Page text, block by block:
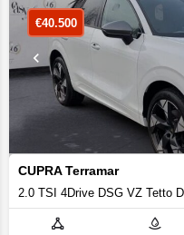
CUPRA Terramar
2.0 TSI 4Drive DSG VZ Tetto
€40.500